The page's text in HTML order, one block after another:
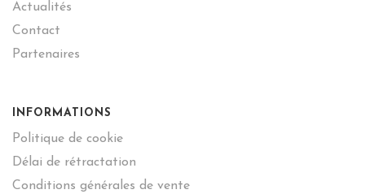
Actualités
Contact
Partenaires
INFORMATIONS
Politique de cookie
Délai de rétractation
Conditions générales de vente